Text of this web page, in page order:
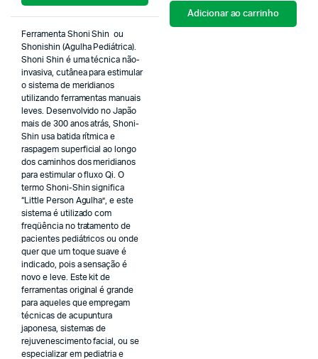
Ferramenta Shoni Shin ou
Shonishin (Agulha Pediátrica).
Shoni Shin é uma técnica não-
invasiva, cutânea para estimular
o sistema de meridianos
utilizando ferramentas manuais
leves. Desenvolvido no Japão
mais de 300 anos atrás, Shoni-
Shin usa batida rítmica e
raspagem superficial ao longo
dos caminhos dos meridianos
para estimular o fluxo Qi. O
termo Shoni-Shin significa
“Little Person Agulha”, e este
sistema é utilizado com
freqüência no tratamento de
pacientes pediátricos ou onde
quer que um toque suave é
indicado, pois a sensação é
novo e leve. Este kit de
ferramentas original é grande
para aqueles que empregam
técnicas de acupuntura
japonesa, sistemas de
rejuvenescimento facial, ou se
especializar em pediatria e
Adicionar ao carrinho